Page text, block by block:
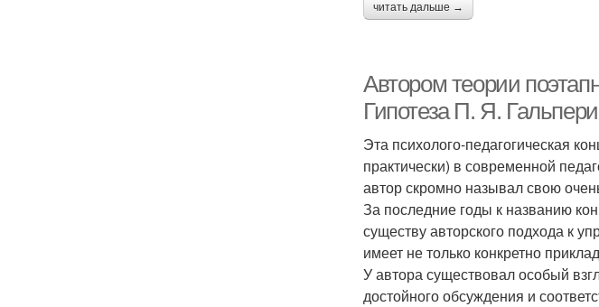
читать дальше →
Автором теории
Гипотеза П. Я.
Эта психолого-педагогическая
практически) в современной
автор скромно называл свою
За последние годы к названию
существу авторского подхода к
имеет не только конкретно
У автора существовал особый
достойного обсуждения и